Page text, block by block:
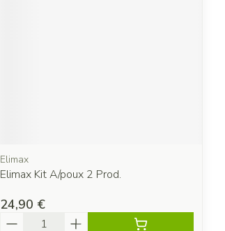
Elimax
Elimax Kit A/poux 2 Prod.
24,90 €
Quantité